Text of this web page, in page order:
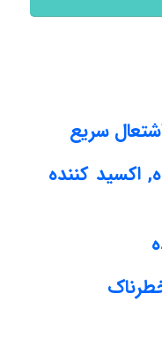
سریع
اکسید کننده